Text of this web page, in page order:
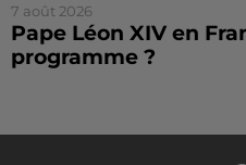
7 août 2026
Pape Léon XIV en
programme ?